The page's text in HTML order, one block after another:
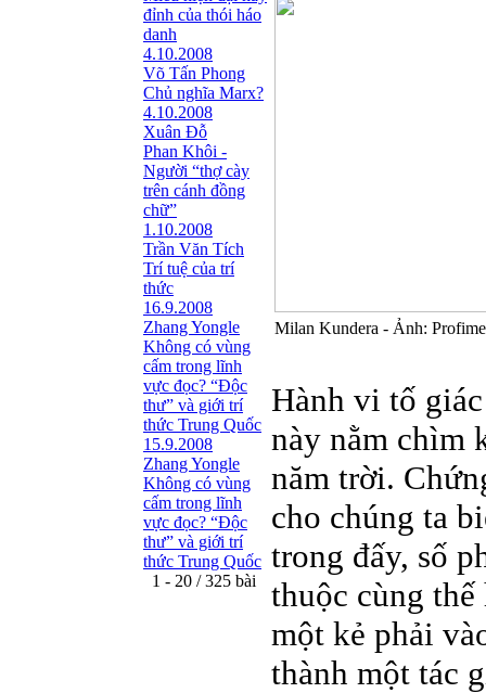
đỉnh của thói háo
danh
4.10.2008
Võ Tấn Phong
Chủ nghĩa Marx?
4.10.2008
Xuân Đỗ
Phan Khôi -
Người “thợ cày
trên cánh đồng
chữ”
1.10.2008
Trần Văn Tích
Trí tuệ của trí
thức
16.9.2008
Zhang Yongle
Không có vùng
cấm trong lĩnh
vực đọc? “Ðộc
thư” và giới trí
thức Trung Quốc
15.9.2008
Zhang Yongle
Không có vùng
cấm trong lĩnh
vực đọc? “Ðộc
thư” và giới trí
thức Trung Quốc
1 - 20 / 325 bài
Milan Kundera - Ảnh:
Hành vi tố
này nằm chìm
năm trời.
cho chúng ta
trong đấy, số
thuộc cùng thế
một kẻ phải
thành một tác